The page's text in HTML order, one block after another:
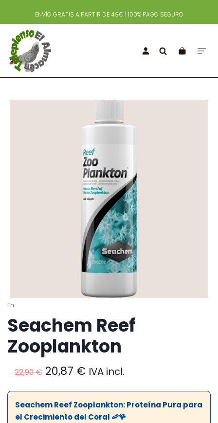
ENVÍO GRATIS A PARTIR DE 49€ | 100% PAGO SEGURO
En
Seachem Reef
Zooplankton
22,90€ El
precio
original
era:
22,90 €.
20,87 € El
actual
es:
20,87 €.
IVA incl.
Seachem Reef Zooplankton: Proteína Pura para
el Crecimiento del Coral 🦐🪸